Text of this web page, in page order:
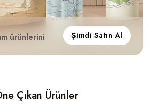
ürünlerini Şimdi Satın Al
Çıkan Ürünler